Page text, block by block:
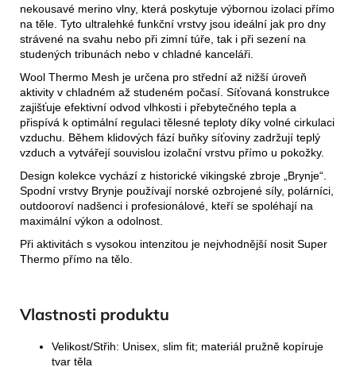
nekousavé merino vlny, která poskytuje výbornou izolaci přímo
na těle. Tyto ultralehké funkční vrstvy jsou ideální jak pro dny
strávené na svahu nebo při zimní túře, tak i při sezení na
studených tribunách nebo v chladné kanceláři.
Wool Thermo Mesh je určena pro střední až nižší úroveň
aktivity v chladném až studeném počasí. Síťovaná konstrukce
zajišťuje efektivní odvod vlhkosti i přebytečného tepla a
přispívá k optimální regulaci tělesné teploty díky volné cirkulaci
vzduchu. Během klidových fází buňky síťoviny zadržují teplý
vzduch a vytvářejí souvislou izolační vrstvu přímo u pokožky.
Design kolekce vychází z historické vikingské zbroje „Brynje“.
Spodní vrstvy Brynje používají norské ozbrojené síly, polárníci,
outdooroví nadšenci i profesionálové, kteří se spoléhají na
maximální výkon a odolnost.
Při aktivitách s vysokou intenzitou je nejvhodnější nosit Super
Thermo přímo na tělo.
Vlastnosti produktu
Velikost/Střih: Unisex, slim fit; materiál pružně kopíruje
tvar těla
Kč
Původně:
2
290
Kč